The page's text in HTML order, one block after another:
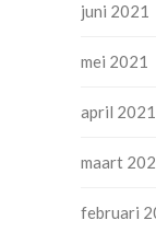
juni 2021
mei 2021
april 2021
maart
februari